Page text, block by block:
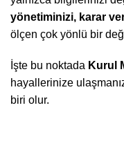
yönetiminizi, karar
ölçen çok yönlü bir
İşte bu noktada Kurul
hayallerinize
biri olur.